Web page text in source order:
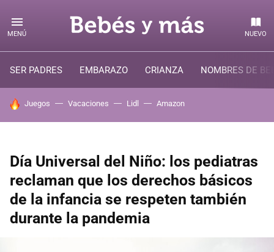
MENÚ NUEVO
SER PADRES EMBARAZO CRIANZA NOMBRES DE
HOY SE HABLA DE
Juegos Vacaciones Lidl Amazon
Día Universal del Niño: los pediatras
reclaman que los derechos básicos
de la infancia se respeten también
durante la pandemia